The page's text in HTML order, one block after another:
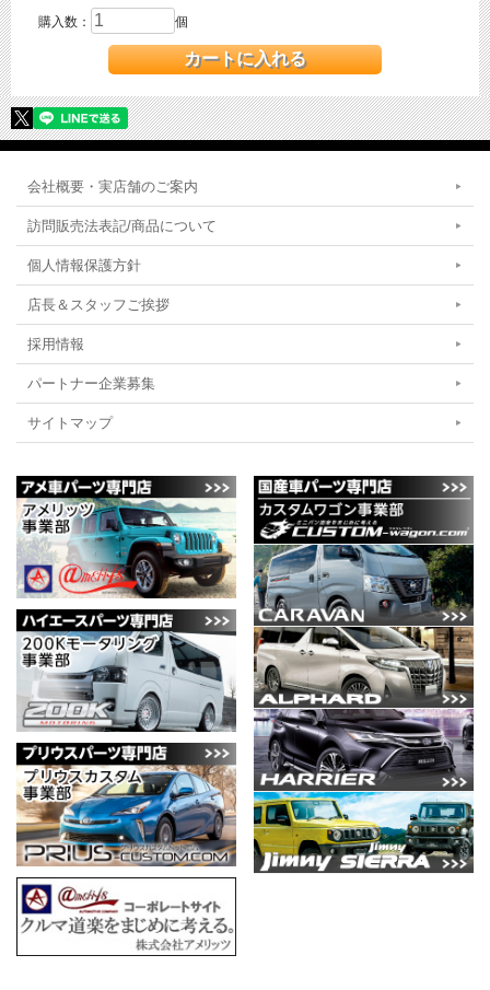
購入数： 個
会社概要・実店舗のご案内
訪問販売法表記/商品について
個人情報保護方針
店長＆スタッフご挨拶
採用情報
パートナー企業募集
サイトマップ